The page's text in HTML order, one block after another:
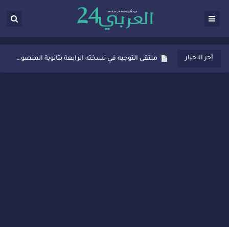
أخر الاخبار
ثانوية المنصور الذهبي بسيدي قاسم تُعزّز ثقافة التوجيه المدرسي بمبادرة نوعية تجمع بين التفاعل والتكريم
ملتقى التوجيه في نسخته الرابعة بثانوية المنصور الذهبي بسيدي قاسم
شراكات جديدة لتفعيل العقوبات البديلة بسيدي قاسم وسيدي سليمان